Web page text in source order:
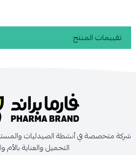
تقييمات المنتج
شركة متخصصة في أنشطة الصيدليات
التجميل والعناية بالأم